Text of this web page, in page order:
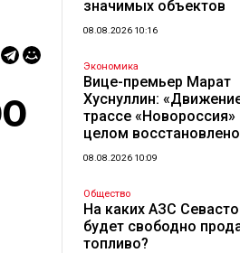
значимых объектов
08.08.2026 10:16
Экономика
Вице-премьер Марат
Хуснуллин:
трассе «Новороссия»
целом
08.08.2026 10:09
Общество
На каких АЗС
будет свободно
топливо?